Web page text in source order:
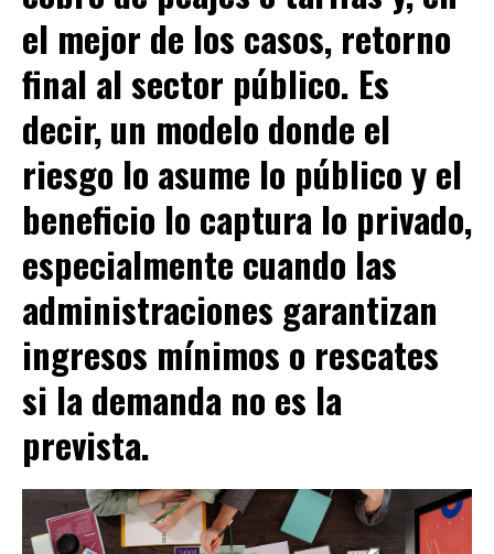
el mejor de los casos, retorno
final al sector público. Es
decir, un modelo donde el
riesgo lo asume lo público y el
beneficio lo captura lo privado,
especialmente cuando las
administraciones garantizan
ingresos mínimos o rescates
si la demanda no es la
prevista.